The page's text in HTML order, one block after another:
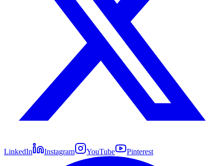
LinkedIn Instagram YouTube Pinterest